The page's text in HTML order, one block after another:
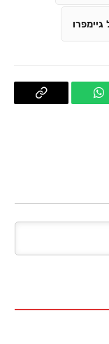
WhatsApp העתק